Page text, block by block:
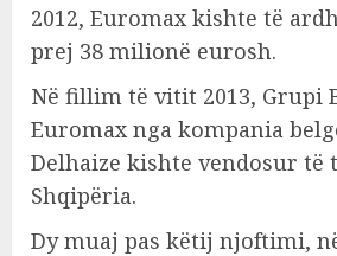
2012, Euromax kishte të
prej 38 milionë eurosh.
Në fillim të vitit 2013, Grupi
Euromax nga kompania
Delhaize kishte vendosur të
Shqipëria.
Dy muaj pas këtij njoftimi,